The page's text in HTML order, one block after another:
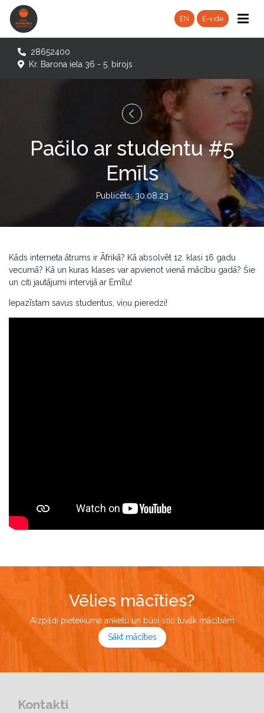
EN E-vide
28652400
Kr. Barona iela 36 - 5. birojs
Pačilo ar studentu #5
Emīls
Publicēts: 30.08.23
Kāds interneta ātrums ir Āfrikā? Kā absolvēt 12. klasi 16 gadu
vecumā? Kā un kuras klases var apvienot vienā mācību gadā? Šie
un citi jautājumi intervijā ar Emīlu!
Iepazīstam savus studentus, viņu pieredzi!
Vēlies mācīties?
Aizpildi pieteikuma anketu un būsi soli tuvāk mācībām
Sākt mācīties
Kontakti